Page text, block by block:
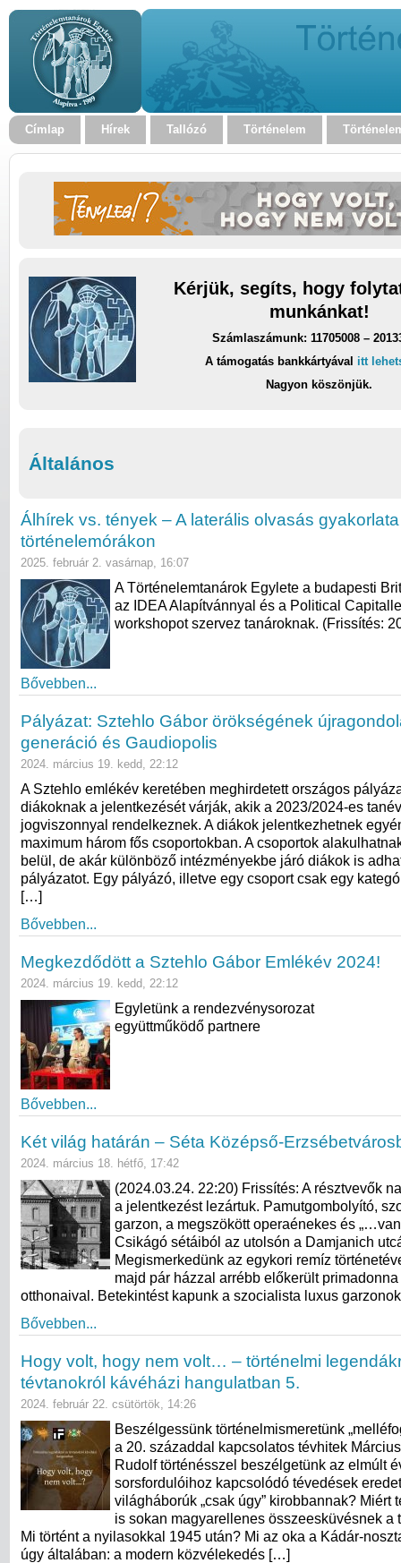
Címlap Hírek Tallózó Történelem
Kérjük, segíts, hogy
munkánkat!
Számlaszámunk: 11705008 –
A támogatás bankkártyával itt
Nagyon köszönjük.
Általános
Álhírek vs. tények – A laterális olvasás
történelemórákon
2025. február 2. vasárnap, 16:07
A Történelemtanárok Egylete a budapesti
az IDEA Alapítvánnyal és a Political
workshopot szervez tanároknak. (Frissítés:
Bővebben...
Pályázat: Sztehlo Gábor örökségének
generáció és Gaudiopolis
2024. március 19. kedd, 22:12
A Sztehlo emlékév keretében meghirdetett országos
diákoknak a jelentkezését várják, akik a 2023/2024-es
jogviszonnyal rendelkeznek. A diákok jelentkezhetnek
maximum három fős csoportokban. A csoportok
belül, de akár különböző intézményekbe járó diákok is
pályázatot. Egy pályázó, illetve egy csoport csak egy
[…]
Bővebben...
Megkezdődött a Sztehlo Gábor Emlékév 2024!
2024. március 19. kedd, 22:12
Egyletünk a rendezvénysorozat
együttműködő partnere
Bővebben...
Két világ határán – Séta Középső-
2024. március 18. hétfő, 17:42
(2024.03.24. 22:20) Frissítés: A résztvevők
a jelentkezést lezártuk. Pamutgombolyító,
garzon, a megszökött operaénekes és
Csikágó sétáiból az utolsón a Damjanich
Megismerkedünk az egykori remíz
majd pár házzal arrébb előkerült
otthonaival. Betekintést kapunk a szocialista luxus
Bővebben...
Hogy volt, hogy nem volt… – történelmi
tévtanokról kávéházi hangulatban 5.
2024. február 22. csütörtök, 14:26
Beszélgessünk történelmismeretünk
a 20. századdal kapcsolatos tévhitek
Rudolf történésszel beszélgetünk az elmúlt
sorsfordulóihoz kapcsolódó tévedések
világháborúk „csak úgy” kirobbannak? Miért
is sokan magyarellenes összeesküvésnek a
Mi történt a nyilasokkal 1945 után? Mi az oka a Kádár-
úgy általában: a modern közvélekedés […]